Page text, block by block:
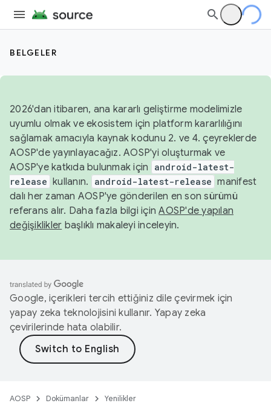
BELGELER
2026'dan itibaren, ana kararlı geliştirme modelimizle
uyumlu olmak ve ekosistem için platform kararlılığını
sağlamak amacıyla kaynak kodunu 2. ve 4. çeyreklerde
AOSP'de yayınlayacağız. AOSP'yi oluşturmak ve
AOSP'ye katkıda bulunmak için
android-latest-
release kullanın. android-latest-release manifest
dalı her zaman AOSP'ye gönderilen en son sürümü
referans alır. Daha fazla bilgi içinAOSP'de yapılan
değişiklikler başlıklı makaleyi inceleyin.
Google, içerikleri tercih ettiğiniz dile çevirmek için
yapay zeka teknolojisini kullanır. Yapay zeka
çevirilerinde hata olabilir.
AOSP Dokümanlar Yenilikler